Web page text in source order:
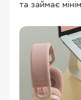
та займає